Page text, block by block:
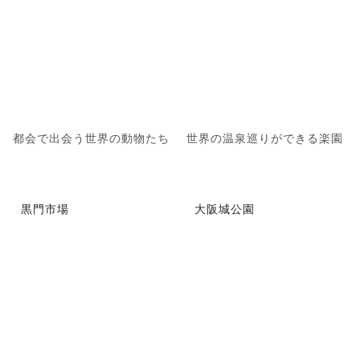
都会で出会う世界の動物たち 世界の温泉巡りができる楽園
黒門市場 大阪城公園